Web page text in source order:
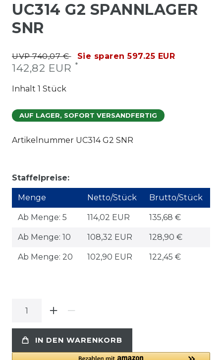
UC314 G2 SPANNLAGER
SNR
UVP 740,07 € Sie sparen 597.25 EUR
142,82 EUR *
Inhalt 1 Stück
AUF LAGER, SOFORT VERSANDFERTIG
Artikelnummer UC314 G2 SNR
Staffelpreise:
Menge Netto/Stück Brutto/Stück
Ab Menge: 5 114,02 EUR 135,68 €
Ab Menge: 10 108,32 EUR 128,90 €
Ab Menge: 20 102,90 EUR 122,45 €
IN DEN WARENKORB